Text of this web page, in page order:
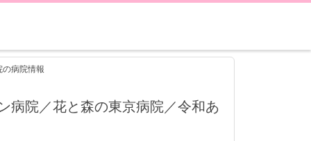
病院情報
病院／花と森の東京病院／令和あ